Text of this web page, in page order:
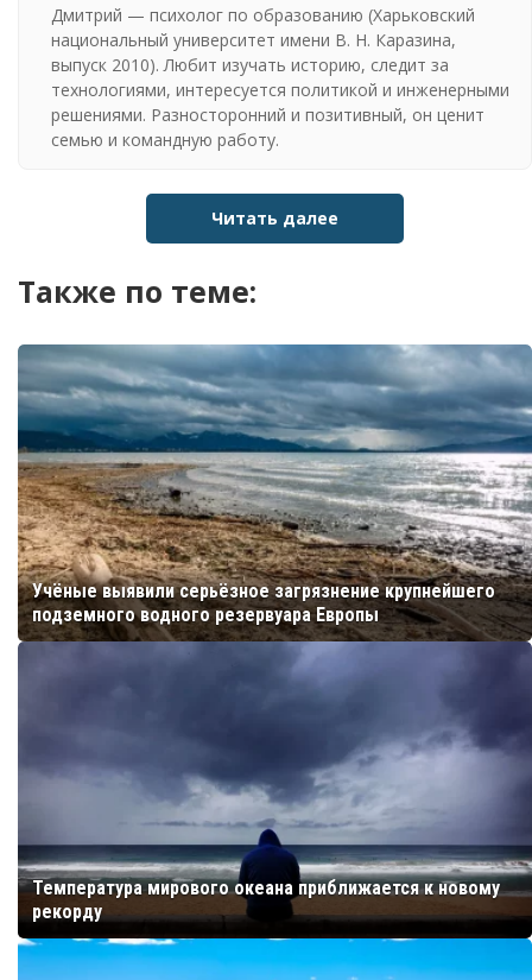
Дмитрий — психолог по образованию (Харьковский
национальный университет имени В. Н. Каразина,
выпуск 2010). Любит изучать историю, следит за
технологиями, интересуется политикой и инженерными
решениями. Разносторонний и позитивный, он ценит
семью и командную работу.
Читать далее
Также по теме:
Учёные выявили серьёзное загрязнение крупнейшего
подземного водного резервуара Европы
Температура мирового океана приближается к новому
рекорду